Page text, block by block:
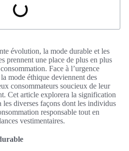
évolution, la mode durable et les
prennent une place de plus en plus
Face à l’urgence
mode éthique deviennent des
consommateurs soucieux de leur
Cet article explorera la signification
les diverses façons dont les individus
responsable tout en
vestimentaires.